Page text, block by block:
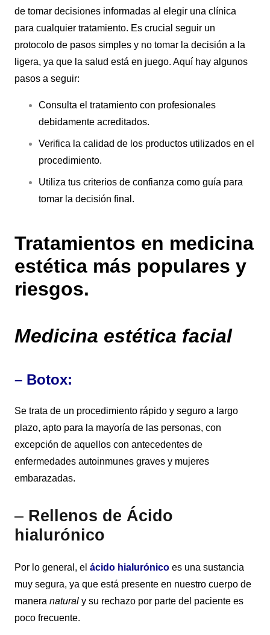
de tomar decisiones informadas al elegir una clínica
para cualquier tratamiento. Es crucial seguir un
protocolo de pasos simples y no tomar la decisión a la
ligera, ya que la salud está en juego. Aquí hay algunos
pasos a seguir:
Consulta el tratamiento con profesionales
debidamente acreditados.
Verifica la calidad de los productos utilizados en el
procedimiento.
Utiliza tus criterios de confianza como guía para
tomar la decisión final.
Tratamientos en medicina
estética más populares y
riesgos.
Medicina estética facial
– Botox:
Se trata de un procedimiento rápido y seguro a largo
plazo, apto para la mayoría de las personas, con
excepción de aquellos con antecedentes de
enfermedades autoinmunes graves y mujeres
embarazadas.
– Rellenos de Ácido
hialurónico
Por lo general, el ácido hialurónico es una sustancia
muy segura, ya que está presente en nuestro cuerpo de
manera natural y su rechazo por parte del paciente es
poco frecuente.